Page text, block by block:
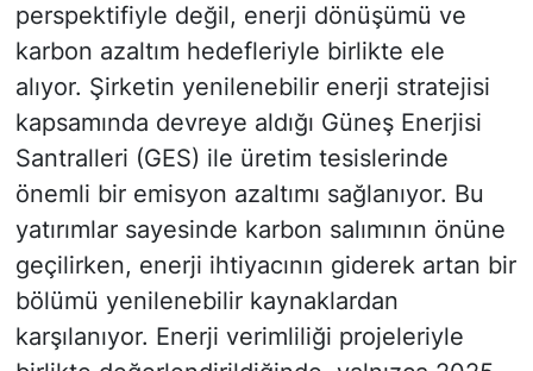
perspektifiyle değil, enerji dönüşümü ve
karbon azaltım hedefleriyle birlikte ele
alıyor. Şirketin yenilenebilir enerji stratejisi
kapsamında devreye aldığı Güneş Enerjisi
Santralleri (GES) ile üretim tesislerinde
önemli bir emisyon azaltımı sağlanıyor. Bu
yatırımlar sayesinde karbon salımının önüne
geçilirken, enerji ihtiyacının giderek artan bir
bölümü yenilenebilir kaynaklardan
karşılanıyor. Enerji verimliliği projeleriyle